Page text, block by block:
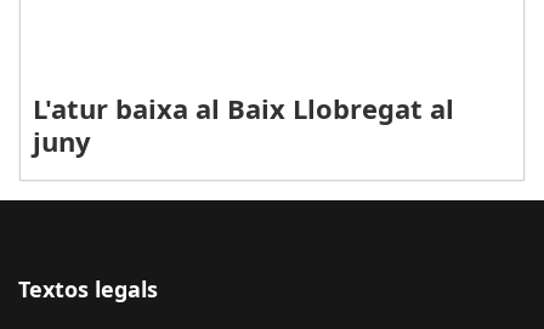
L'atur baixa al Baix Llobregat al
juny
Textos legals